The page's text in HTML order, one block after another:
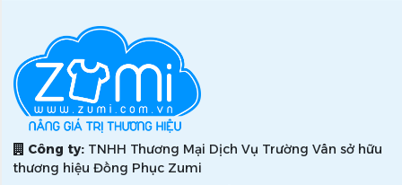
Công ty: TNHH Thương Mại Dịch Vụ Trường Vân sở hữu
thương hiệu Đồng Phục Zumi